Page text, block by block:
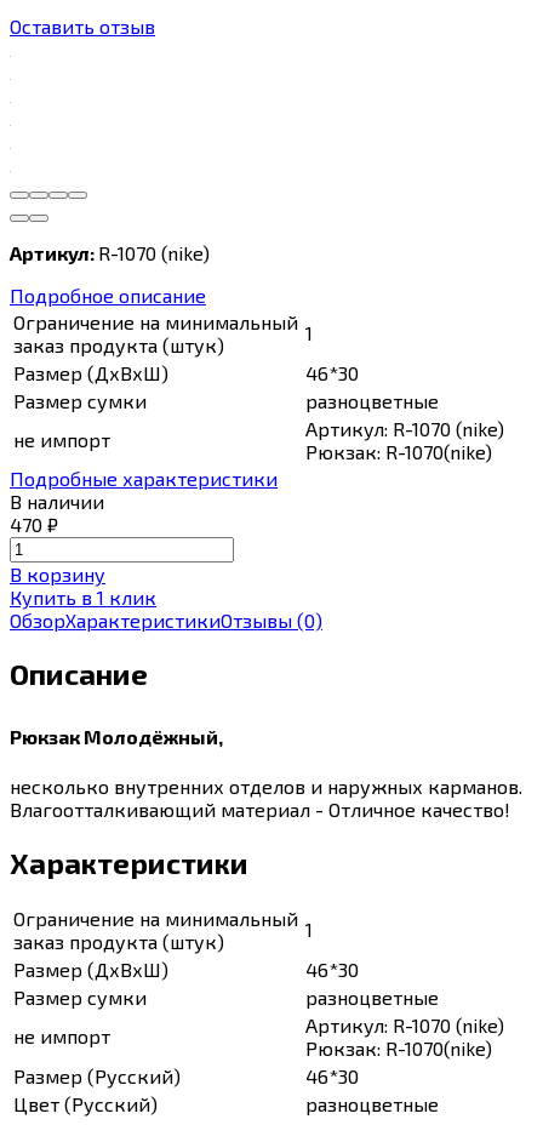
Оставить отзыв
Артикул: R-1070 (nike)
Подробное описание
Ограничение на минимальный
заказ продукта (штук)
1
Размер (ДхВхШ)
46*30
Размер сумки
разноцветные
не импорт
Артикул: R-1070 (nike)
Рюкзак: R-1070(nike)
Подробные характеристики
В наличии
470 ₽
В корзину
Купить в 1 клик
ОбзорХарактеристикиОтзывы (0)
Описание
Рюкзак Молодёжный,
несколько внутренних отделов и наружных карманов.
Влагоотталкивающий материал - Отличное качество!
Характеристики
Ограничение на минимальный
заказ продукта (штук)
1
Размер (ДхВхШ)
46*30
Размер сумки
разноцветные
не импорт
Артикул: R-1070 (nike)
Рюкзак: R-1070(nike)
Размер (Русский)
46*30
Цвет (Русский)
разноцветные